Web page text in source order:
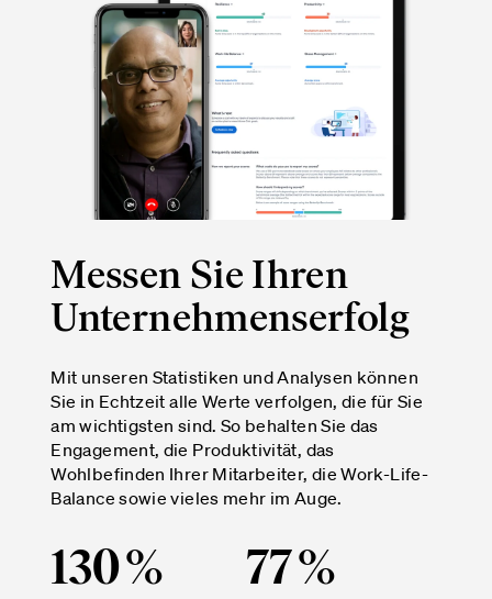
Messen Sie Ihren
Unternehmenserfolg
Mit unseren Statistiken und Analysen können
Sie in Echtzeit alle Werte verfolgen, die für Sie
am wichtigsten sind. So behalten Sie das
Engagement, die Produktivität, das
Wohlbefinden Ihrer Mitarbeiter, die Work-Life-
Balance sowie vieles mehr im Auge.
130% 77%